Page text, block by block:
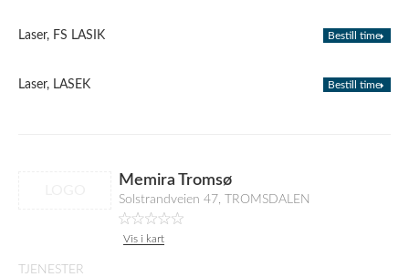
Laser, FS LASIK Bestill time
Laser, LASEK Bestill time
Memira Tromsø
Solstrandveien 47, TROMSDALEN
Vis i kart
TJENESTER